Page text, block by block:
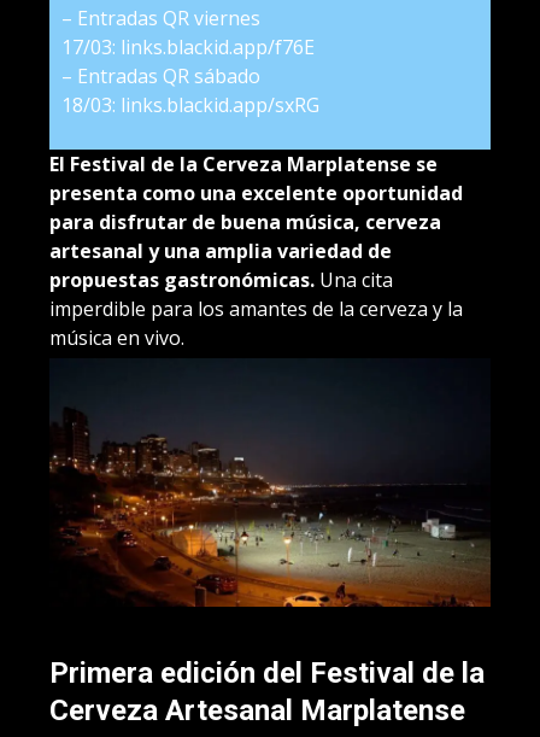
– Entradas QR viernes
17/03: links.blackid.app/f76E
– Entradas QR sábado
18/03: links.blackid.app/sxRG
El Festival de la Cerveza Marplatense se
presenta como una excelente oportunidad
para disfrutar de buena música, cerveza
artesanal y una amplia variedad de
propuestas gastronómicas. Una cita
imperdible para los amantes de la cerveza y la
música en vivo.
Primera edición del Festival de la
Cerveza Artesanal Marplatense